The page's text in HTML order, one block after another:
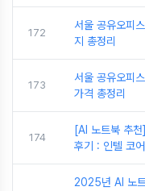
172
서울 공유오피
지 총정리
173
서울 공유오피
가격 총정리
174
[AI 노트북 추
후기 : 인텔 코
2025년 AI 노